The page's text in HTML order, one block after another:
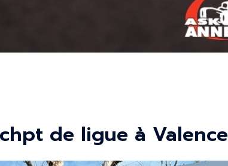
de ligue à Valence